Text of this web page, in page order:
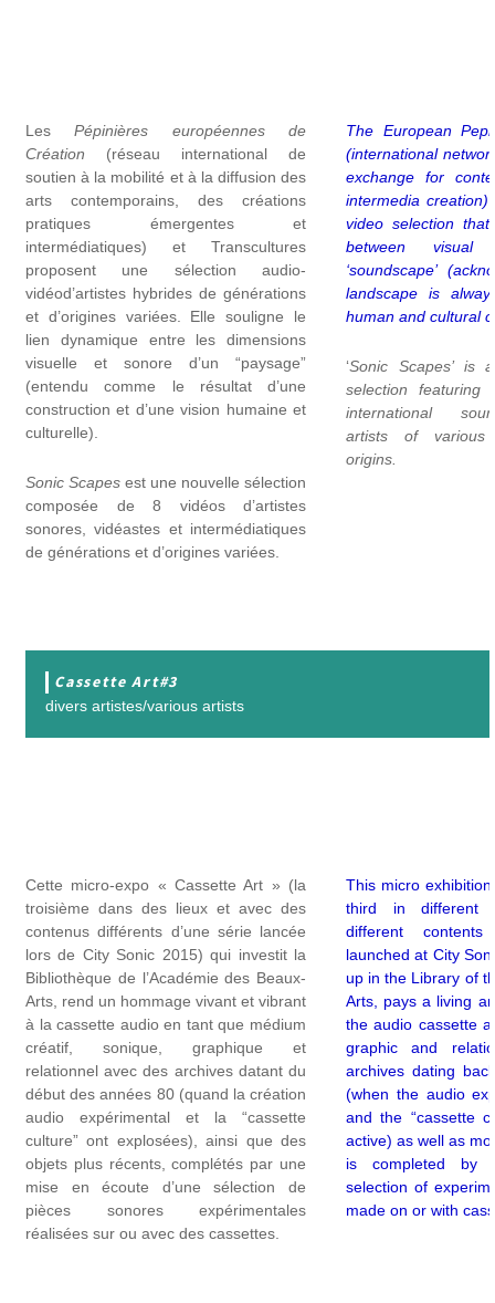
LesPépinières européennes de
Création (réseau international de
soutien à la mobilité et à la diffusion des
arts contemporains, des créations
pratiques émergentes et
intermédiatiques) et Transcultures
proposent une sélection audio-
vidéod’artistes hybrides de générations
et d’origines variées. Elle souligne le
lien dynamique entre les dimensions
visuelle et sonore d’un “paysage”
(entendu comme le résultat d’une
construction et d’une vision humaine et
culturelle).
Sonic Scapes est une nouvelle sélection
composée de 8 vidéos d’artistes
sonores, vidéastes et intermédiatiques
de générations et d’origines variées.
The European
(international
exchange for
intermedia
video selection
between visual
‘soundscape’
landscape is
human and cultural
‘Sonic Scapes’ is
selection
international
artists of various
origins.
Cassette Art#3
divers artistes/various artists
Cette micro-expo « Cassette Art » (la
troisième dans des lieux et avec des
contenus différents d’une série lancée
lors de City Sonic 2015) qui investit la
Bibliothèque de l’Académie des Beaux-
Arts, rend un hommage vivant et vibrant
à la cassette audio en tant que médium
créatif, sonique, graphique et
relationnel avec des archives datant du
début des années 80 (quand la création
audio expérimental et la “cassette
culture” ont explosées), ainsi que des
objets plus récents, complétés par une
mise en écoute d’une sélection de
pièces sonores expérimentales
réalisées sur ou avec des cassettes.
This micro
third in different
different
launched at City
up in the Library of
Arts, pays a living
the audio cassette
graphic and
archives dating
(when the audio
and the “cassette
active) as well as
is completed by
selection of
made on or with